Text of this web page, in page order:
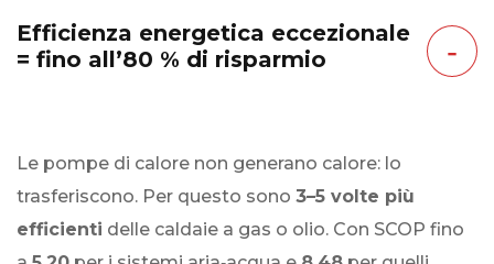
Efficienza energetica eccezionale
= fino all’80 % di risparmio
‐
Le pompe di calore non generano calore: lo
trasferiscono. Per questo sono 3–5 volte più
efficienti delle caldaie a gas o olio. Con SCOP fino